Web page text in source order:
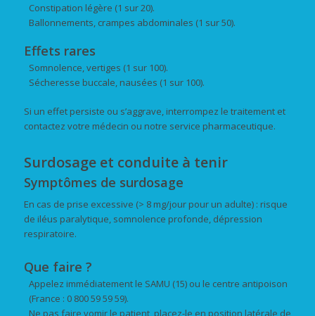
Constipation légère (1 sur 20).
Ballonnements, crampes abdominales (1 sur 50).
Effets rares
Somnolence, vertiges (1 sur 100).
Sécheresse buccale, nausées (1 sur 100).
Si un effet persiste ou s’aggrave, interrompez le traitement et
contactez votre médecin ou notre service pharmaceutique.
Surdosage et conduite à tenir
Symptômes de surdosage
En cas de prise excessive (> 8 mg/jour pour un adulte) : risque
de iléus paralytique, somnolence profonde, dépression
respiratoire.
Que faire ?
Appelez immédiatement le SAMU (15) ou le centre antipoison
(France : 0 800 59 59 59).
Ne pas faire vomir le patient, placez-le en position latérale de